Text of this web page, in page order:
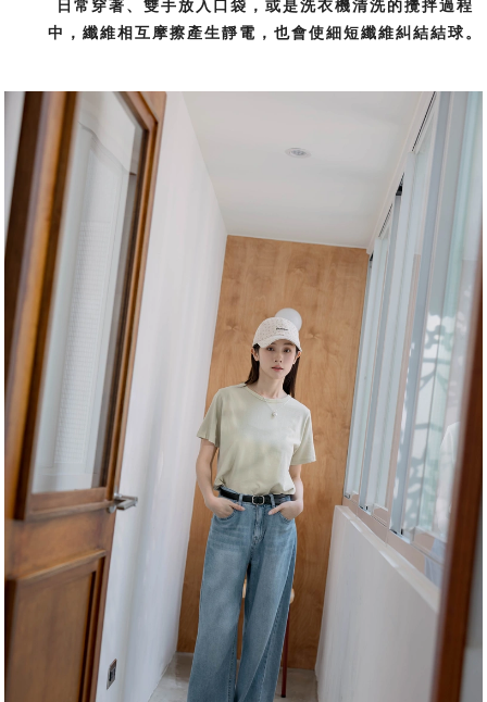
日常穿著、雙手放入口袋，或是洗衣機清洗的攪拌過程
中，纖維相互摩擦產生靜電，也會使細短纖維糾結結球。